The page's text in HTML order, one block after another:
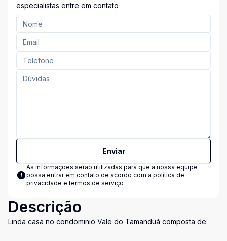
especialistas entre em contato
Enviar
As informações serão utilizadas para que a nossa equipe
possa entrar em contato de acordo com a política de
privacidade e termos de serviço
Descrição
Linda casa no condominio Vale do Tamanduá composta de: